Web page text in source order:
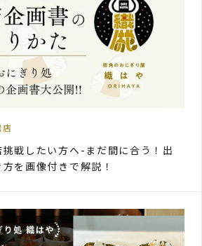
店
挑戦したい方へ-まだ間に合う！出
を画像付きで解説！